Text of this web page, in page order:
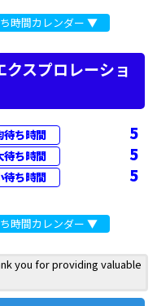
時間カレンダー ▼
スプロレーショ
待ち時間 5
待ち時間 5
待ち時間 5
時間カレンダー ▼
you for providing valuable